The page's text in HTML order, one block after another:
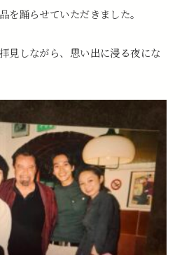
を踊らせていただきました。
見しながら、思い出に浸る夜にな